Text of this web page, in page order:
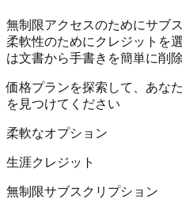
無制限アクセスのためにサブ
柔軟性のためにクレジットを
は文書から手書きを簡単に削
価格プランを探索して、あな
を見つけてください
柔軟なオプション
生涯クレジット
無制限サブスクリプション